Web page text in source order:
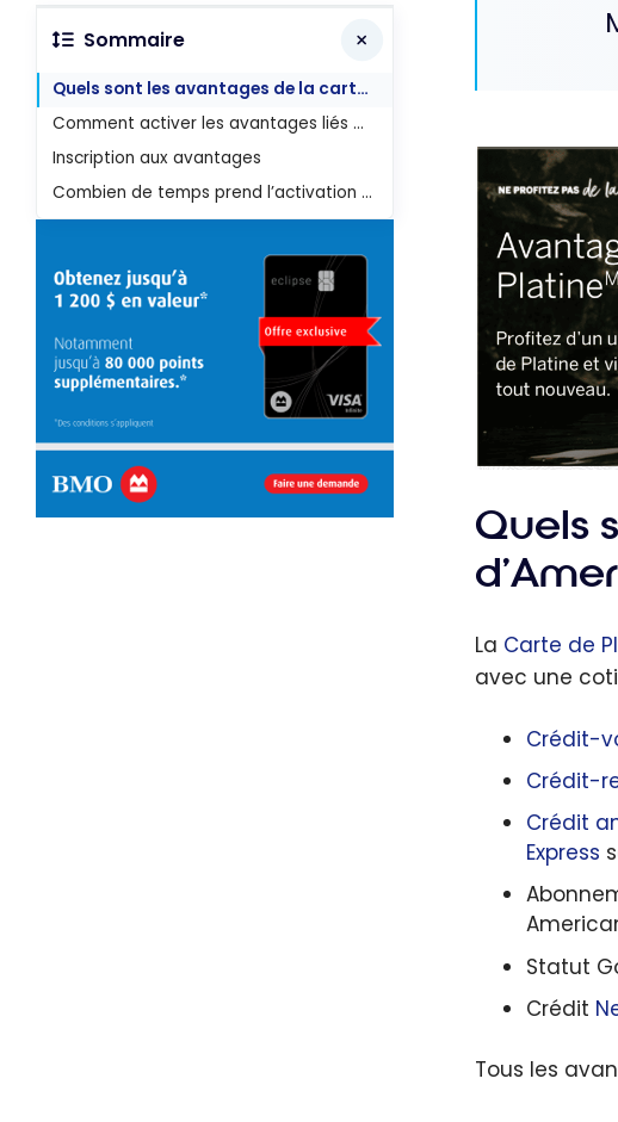
Quels
La Carte de
avec une
Crédit-
Crédit-
Crédit
Express
Statut
Crédit
Tous les
Sommaire
Quels sont les avantages de la carte de Platine d'American Express Canada?
Comment activer les avantages liés à la carte de Platine American Express?
Inscription aux avantages
Combien de temps prend l’activation de ces avantages?